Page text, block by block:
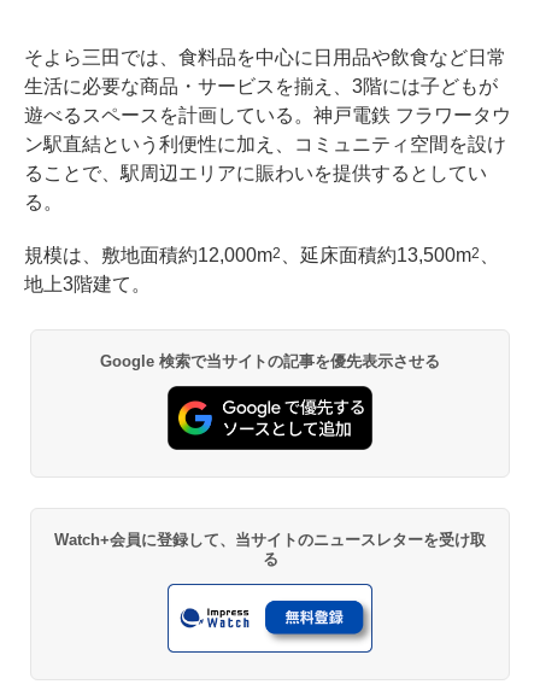
そよら三田では、食料品を中心に日用品や飲食など日常
生活に必要な商品・サービスを揃え、3階には子どもが
遊べるスペースを計画している。神戸電鉄 フラワータウ
ン駅直結という利便性に加え、コミュニティ空間を設け
ることで、駅周辺エリアに賑わいを提供するとしてい
る。
規模は、敷地面積約12,000m2 、延床面積約13,500m2
地上3階建て。
Google 検索で当サイトの記事を優先表示させる
Watch+会員に登録して、当サイトのニュースレターを受け取
る